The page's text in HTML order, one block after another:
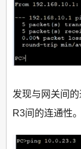
发现与网关间
R3间的连通性。